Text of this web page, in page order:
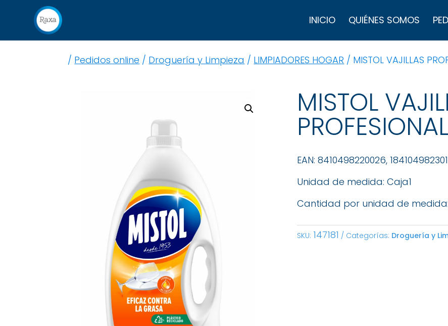
INICIO QUIÉNES SOMOS
/ Pedidos online / Droguería y Limpieza / LIMPIADORES HOGAR / MISTOL VAJILLAS
MISTOL
EAN: 8410498220026,
Unidad de medida: Caja1
Cantidad por unidad de
SKU: 147181 Categorías: Droguería y